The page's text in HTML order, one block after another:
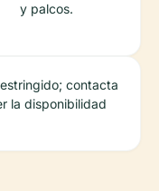
y palcos.
contacta
la disponibilidad